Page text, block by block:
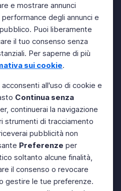
e mostrare annunci
degli annunci e
Puoi liberamente
il tuo consenso senza
Per saperne di più
sui cookie.
acconsenti all'uso di cookie e
Continua senza
continuerai la navigazione
strumenti di tracciamento
pubblicità non
Preferenze per
soltanto alcune finalità,
il consenso o revocare
gestire le tue preferenze.